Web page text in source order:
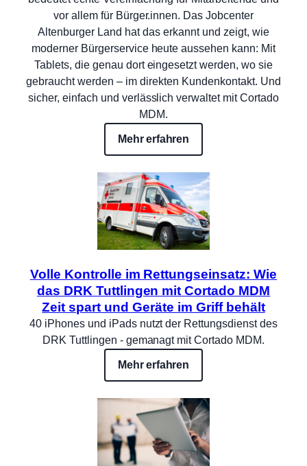
vor allem für Bürger.innen. Das Jobcenter
Altenburger Land hat das erkannt und zeigt, wie
moderner Bürgerservice heute aussehen kann: Mit
Tablets, die genau dort eingesetzt werden, wo sie
gebraucht werden – im direkten Kundenkontakt. Und
sicher, einfach und verlässlich verwaltet mit Cortado
MDM.
Mehr erfahren
Volle Kontrolle im Rettungseinsatz: Wie
das DRK Tuttlingen mit Cortado MDM
Zeit spart und Geräte im Griff behält
40 iPhones und iPads nutzt der Rettungsdienst des
DRK Tuttlingen - gemanagt mit Cortado MDM.
Mehr erfahren